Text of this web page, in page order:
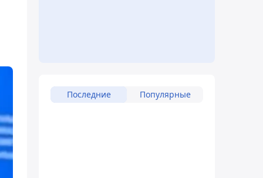
Последние Популярные